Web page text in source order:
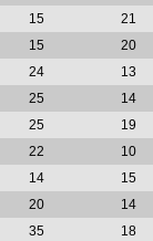
15
21
15
20
24
13
25
14
25
19
22
10
14
15
20
14
35
18